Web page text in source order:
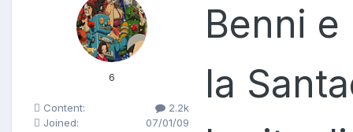
6
Content:
2.2k
Joined:
07/01/09
Benni
la